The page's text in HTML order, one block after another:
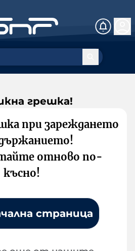
грешка!
при зареждането
отново по-
късно!
страница